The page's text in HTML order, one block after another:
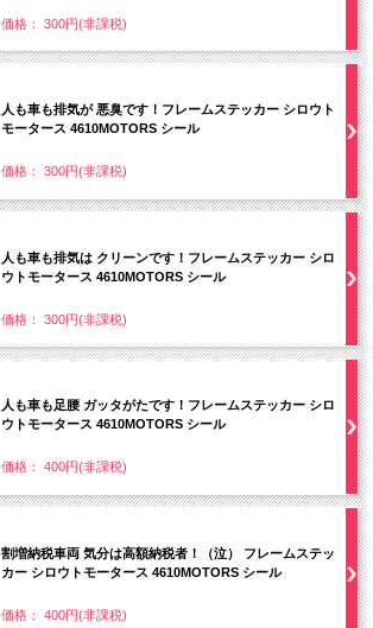
価格： 300円(非課税)
人も車も排気が 悪臭です！フレームステッカー シロウト
モータース 4610MOTORS シール
価格： 300円(非課税)
人も車も排気は クリーンです！フレームステッカー シロ
ウトモータース 4610MOTORS シール
価格： 300円(非課税)
人も車も足腰 ガッタがたです！フレームステッカー シロ
ウトモータース 4610MOTORS シール
価格： 400円(非課税)
割増納税車両 気分は高額納税者！（泣） フレームステッ
カー シロウトモータース 4610MOTORS シール
価格： 400円(非課税)